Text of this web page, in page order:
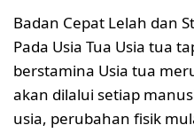
Badan Cepat Lelah dan
Pada Usia Tua Usia tua
berstamina Usia tua
akan dilalui setiap
usia, perubahan fisik